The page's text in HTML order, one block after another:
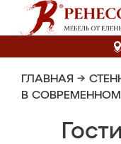
ГЛАВНАЯ →
В